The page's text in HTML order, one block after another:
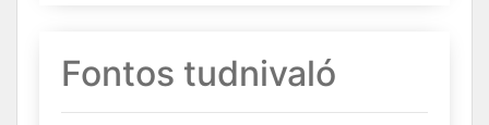
Fontos tudnivaló